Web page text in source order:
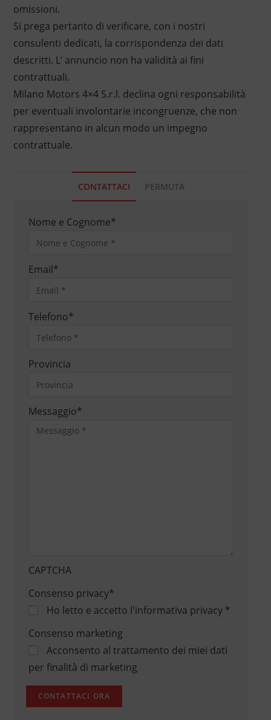
omissioni.
Si prega pertanto di verificare, con i nostri
consulenti dedicati, la corrispondenza dei dati
descritti. L’ annuncio non ha validità ai fini
contrattuali.
Milano Motors 4×4 S.r.l. declina ogni responsabilità
per eventuali involontarie incongruenze, che non
rappresentano in alcun modo un impegno
contrattuale.
CONTATTACI PERMUTA
Nome e Cognome*
Email*
Telefono*
Provincia
Messaggio*
CAPTCHA
Consenso privacy*
Ho letto e accetto l'informativa privacy*
Consenso marketing
Acconsento al trattamento dei miei dati
per finalità di marketing